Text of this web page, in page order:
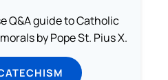
Q&A guide to Catholic
by Pope St. Pius X.